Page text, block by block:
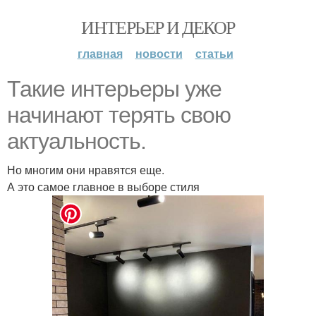
ИНТЕРЬЕР И ДЕКОР
главная новости статьи
Такие интерьеры уже
начинают терять свою
актуальность.
Но многим они нравятся еще.
А это самое главное в выборе стиля